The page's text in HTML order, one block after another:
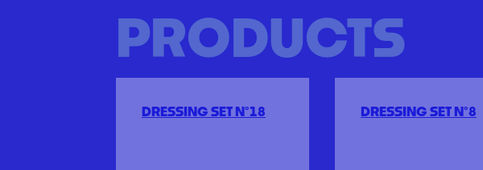
PRODUCTS
DRESSING SET N°18 DRESSING SET N°8